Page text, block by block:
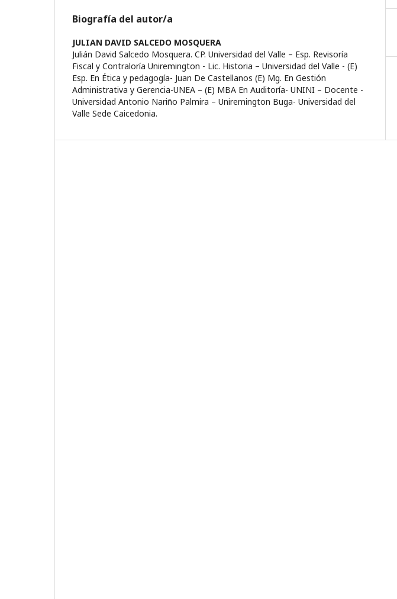
Biografía del autor/a
JULIAN DAVID SALCEDO MOSQUERA
Julián David Salcedo Mosquera. CP. Universidad del Valle – Esp. Revisoría
Fiscal y Contraloría Uniremington - Lic. Historia – Universidad del Valle - (E)
Esp. En Ética y pedagogía- Juan De Castellanos (E) Mg. En Gestión
Administrativa y Gerencia-UNEA – (E) MBA En Auditoría- UNINI – Docente -
Universidad Antonio Nariño Palmira – Uniremington Buga- Universidad del
Valle Sede Caicedonia.